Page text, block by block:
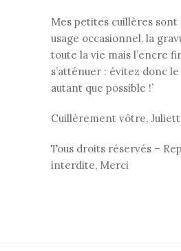
Mes petites cuillères sont
usage occasionnel, la
toute la vie mais l’encre
s’atténuer : évitez donc
autant que possible !`
Cuillèrement vôtre,
Tous droits réservés –
interdite, Merci